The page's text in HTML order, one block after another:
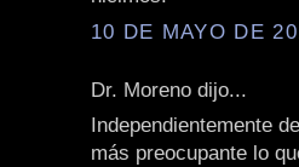
10 DE MAYO DE
Dr. Moreno dijo...
Independientemente
más preocupante lo